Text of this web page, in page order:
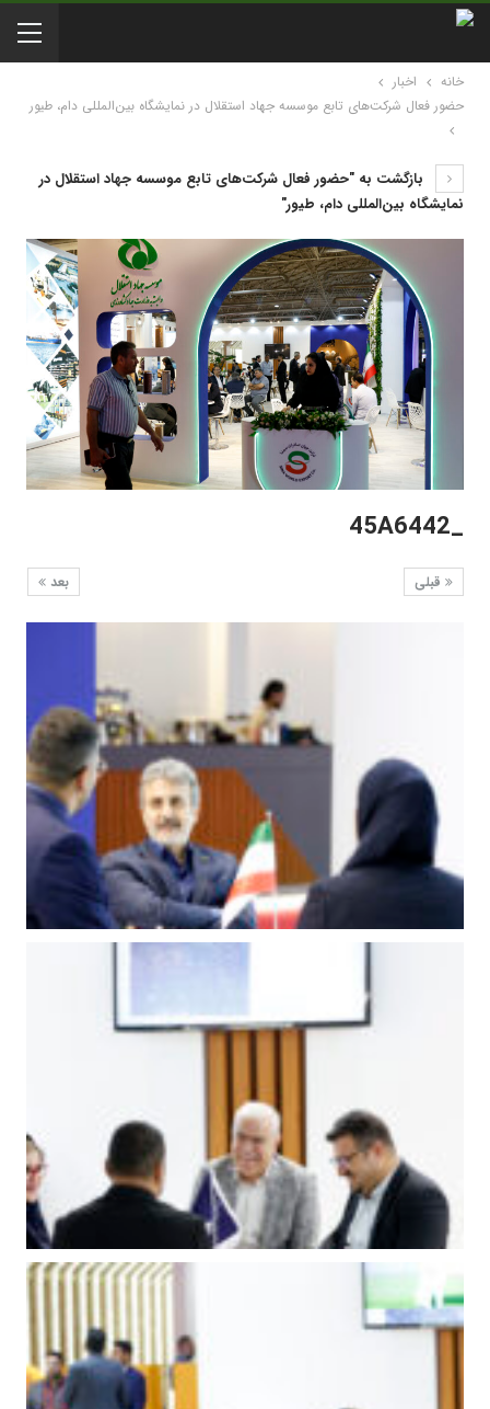
خانه
اخبار
حضور فعال شرکت‌های تابع موسسه جهاد استقلال در نمایشگاه‌ بین‌المللی دام، طیور
بازگشت به "حضور فعال شرکت‌های تابع موسسه جهاد استقلال در
نمایشگاه‌ بین‌المللی دام، طیور"
_45A6442
بعد قبلی